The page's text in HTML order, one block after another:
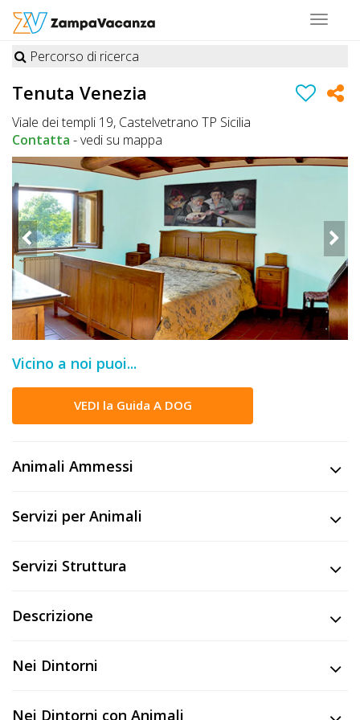
Toggle
STRUTTURE
A
DOG
LUOGHI
A
DOG
OFFERTE
A
DOG
A
CHIEDI
SCONTO
Video
Tutorial
Percorso di ricerca
Tenuta Venezia
Viale dei templi 19, Castelvetrano TP Sicilia
Contatta -vedi su mappa
Vicino a noi puoi...
VEDI la Guida A DOG
Animali Ammessi
Servizi per Animali
Servizi Struttura
Descrizione
Nei Dintorni
Nei Dintorni con Animali